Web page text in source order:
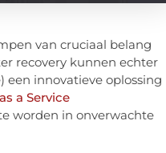
van cruciaal belang
recovery kunnen echter
een innovatieve oplossing
a Service
worden in onverwachte